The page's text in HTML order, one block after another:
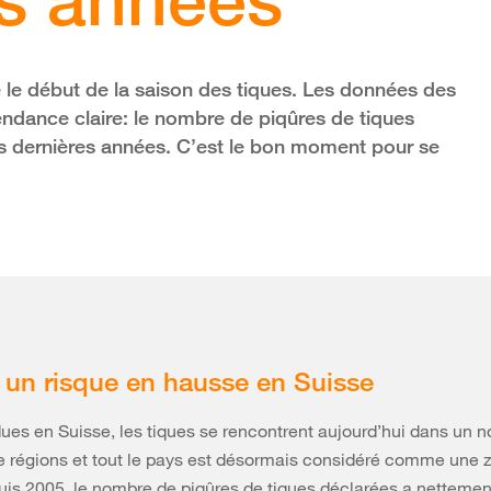
début de la saison des tiques. Les données des
claire: le nombre de piqûres de tiques
années. C’est le bon moment pour se
risque en hausse en Suisse
en Suisse, les tiques se rencontrent aujourd’hui dans un
régions et tout le pays est désormais considéré comme une